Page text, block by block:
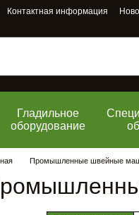
Контактная информация
Гладильное
оборудование
Промышленные швейные